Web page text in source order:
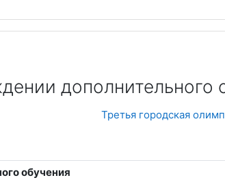
дополнительного
Третья городская
обучения